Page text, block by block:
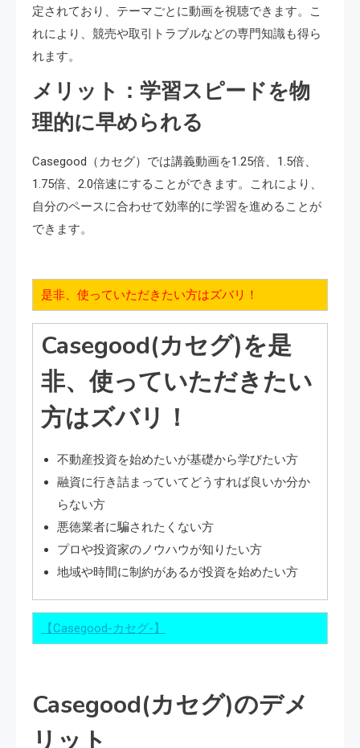
定されており、テーマごとに動画を視聴できます。こ
れにより、競売や取引トラブルなどの専門知識も得ら
れます。
メリット：学習スピードを物
理的に早められる
Casegood（カセグ）では講義動画を1.25倍、1.5倍、
1.75倍、2.0倍速にすることができます。これにより、
自分のペースに合わせて効率的に学習を進めることが
できます。
是非、使っていただきたい方はズバリ！
Casegood(カセグ)を是
非、使っていただきたい
方はズバリ！
不動産投資を始めたいが基礎から学びたい方
融資に行き詰まっていてどうすれば良いか分か
らない方
悪徳業者に騙されたくない方
プロや投資家のノウハウが知りたい方
地域や時間に制約があるが投資を始めたい方
【Casegood-カセグ-】
Casegood(カセグ)のデメ
リット